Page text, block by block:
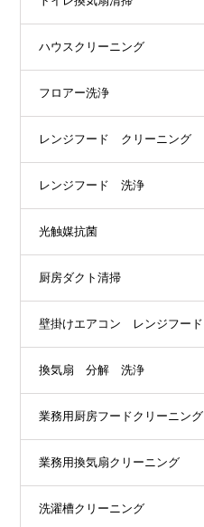
ハウスクリーニング
フロアー洗浄
レンジフード クリーニング
レンジフード 洗浄
光触媒抗菌
厨房ダクト清掃
壁掛けエアコン レンジフード
換気扇 分解 洗浄
業務用厨房フードクリーニング
業務用換気扇クリーニング
洗濯槽クリーニング